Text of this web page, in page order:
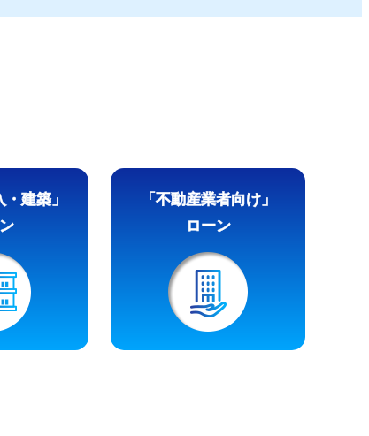
・建築」
「不動産業者向け」
ローン